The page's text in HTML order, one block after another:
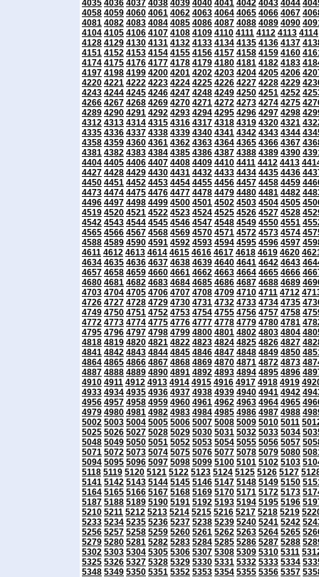
4035 4036 4037 4038 4039 4040 4041 4042 4043 4044
4058 4059 4060 4061 4062 4063 4064 4065 4066 4067
4081 4082 4083 4084 4085 4086 4087 4088 4089 4090
4104 4105 4106 4107 4108 4109 4110 4111 4112 4113 4114
4128 4129 4130 4131 4132 4133 4134 4135 4136 4137
4151 4152 4153 4154 4155 4156 4157 4158 4159 4160
4174 4175 4176 4177 4178 4179 4180 4181 4182 4183
4197 4198 4199 4200 4201 4202 4203 4204 4205 4206
4220 4221 4222 4223 4224 4225 4226 4227 4228 4229
4243 4244 4245 4246 4247 4248 4249 4250 4251 4252
4266 4267 4268 4269 4270 4271 4272 4273 4274 4275
4289 4290 4291 4292 4293 4294 4295 4296 4297 4298
4312 4313 4314 4315 4316 4317 4318 4319 4320 4321
4335 4336 4337 4338 4339 4340 4341 4342 4343 4344
4358 4359 4360 4361 4362 4363 4364 4365 4366 4367
4381 4382 4383 4384 4385 4386 4387 4388 4389 4390
4404 4405 4406 4407 4408 4409 4410 4411 4412 4413
4427 4428 4429 4430 4431 4432 4433 4434 4435 4436
4450 4451 4452 4453 4454 4455 4456 4457 4458 4459
4473 4474 4475 4476 4477 4478 4479 4480 4481 4482
4496 4497 4498 4499 4500 4501 4502 4503 4504 4505
4519 4520 4521 4522 4523 4524 4525 4526 4527 4528
4542 4543 4544 4545 4546 4547 4548 4549 4550 4551
4565 4566 4567 4568 4569 4570 4571 4572 4573 4574
4588 4589 4590 4591 4592 4593 4594 4595 4596 4597
4611 4612 4613 4614 4615 4616 4617 4618 4619 4620
4634 4635 4636 4637 4638 4639 4640 4641 4642 4643
4657 4658 4659 4660 4661 4662 4663 4664 4665 4666
4680 4681 4682 4683 4684 4685 4686 4687 4688 4689
4703 4704 4705 4706 4707 4708 4709 4710 4711 4712
4726 4727 4728 4729 4730 4731 4732 4733 4734 4735
4749 4750 4751 4752 4753 4754 4755 4756 4757 4758
4772 4773 4774 4775 4776 4777 4778 4779 4780 4781
4795 4796 4797 4798 4799 4800 4801 4802 4803 4804
4818 4819 4820 4821 4822 4823 4824 4825 4826 4827
4841 4842 4843 4844 4845 4846 4847 4848 4849 4850
4864 4865 4866 4867 4868 4869 4870 4871 4872 4873
4887 4888 4889 4890 4891 4892 4893 4894 4895 4896
4910 4911 4912 4913 4914 4915 4916 4917 4918 4919
4933 4934 4935 4936 4937 4938 4939 4940 4941 4942
4956 4957 4958 4959 4960 4961 4962 4963 4964 4965
4979 4980 4981 4982 4983 4984 4985 4986 4987 4988
5002 5003 5004 5005 5006 5007 5008 5009 5010 5011
5025 5026 5027 5028 5029 5030 5031 5032 5033 5034
5048 5049 5050 5051 5052 5053 5054 5055 5056 5057
5071 5072 5073 5074 5075 5076 5077 5078 5079 5080
5094 5095 5096 5097 5098 5099 5100 5101 5102 5103
5118 5119 5120 5121 5122 5123 5124 5125 5126 5127
5141 5142 5143 5144 5145 5146 5147 5148 5149 5150
5164 5165 5166 5167 5168 5169 5170 5171 5172 5173
5187 5188 5189 5190 5191 5192 5193 5194 5195 5196
5210 5211 5212 5213 5214 5215 5216 5217 5218 5219
5233 5234 5235 5236 5237 5238 5239 5240 5241 5242
5256 5257 5258 5259 5260 5261 5262 5263 5264 5265
5279 5280 5281 5282 5283 5284 5285 5286 5287 5288
5302 5303 5304 5305 5306 5307 5308 5309 5310 5311
5325 5326 5327 5328 5329 5330 5331 5332 5333 5334
5348 5349 5350 5351 5352 5353 5354 5355 5356 5357